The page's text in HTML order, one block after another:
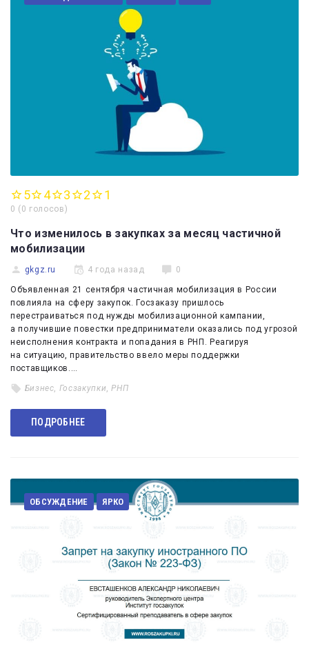
5 4 3 2 1
0 (0 голосов)
Что изменилось в закупках за месяц частичной
мобилизации
gkgz.ru 4 года назад 0
Объявленная 21 сентября частичная мобилизация в России
повлияла на сферу закупок. Госзаказу пришлось
перестраиваться под нужды мобилизационной кампании,
а получившие повестки предприниматели оказались под угрозой
неисполнения контракта и попадания в РНП. Реагируя
на ситуацию, правительство ввело меры поддержки
поставщиков.…
Бизнес, Госзакупки,РНП
ПОДРОБНЕЕ
ОБСУЖДЕНИЕ ЯРКО